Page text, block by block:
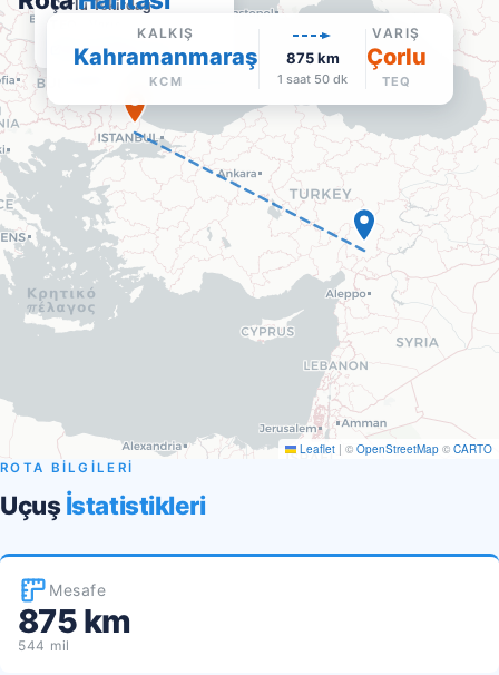
Google Maps'te aç
Leaflet | © OpenStreetMap © CARTO
KALKIŞ
Kahramanmaraş
KCM
875km
1 saat 50 dk
VARIŞ
Çorlu
TEQ
ROTA BİLGİLERİ
Uçuş İstatistikleri
Mesafe
875 km
544 mil